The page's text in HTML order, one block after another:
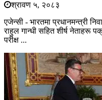
श्रावण ५, २०८३
एजेन्सी - भारतमा प्रधानमन्त्री
राहुल गान्धी सहित शीर्ष नेताहरू
परीक्ष ...